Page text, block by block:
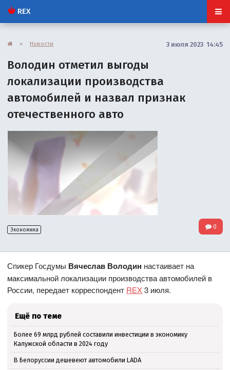
REX
» Новости 3 июля 2023 14:45
Володин отметил выгоды
локализации производства
автомобилей и назвал признак
отечественного авто
Экономика 0
Спикер Госдумы Вячеслав Володин настаивает на
максимальной локализации производства автомобилей в
России, передает корреспондент REX3 июля.
Ещё по теме
Более 69 млрд рублей составили инвестиции в экономику
Калужской области в 2024 году
В Белоруссии дешевеют автомобили LADA